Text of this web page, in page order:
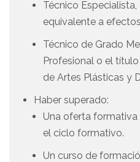
Técnico
equivalente a
Técnico de Grado
Profesional o el
de Artes Plásticas y
Haber superado:
Una oferta formativa
el ciclo formativo.
Un curso de